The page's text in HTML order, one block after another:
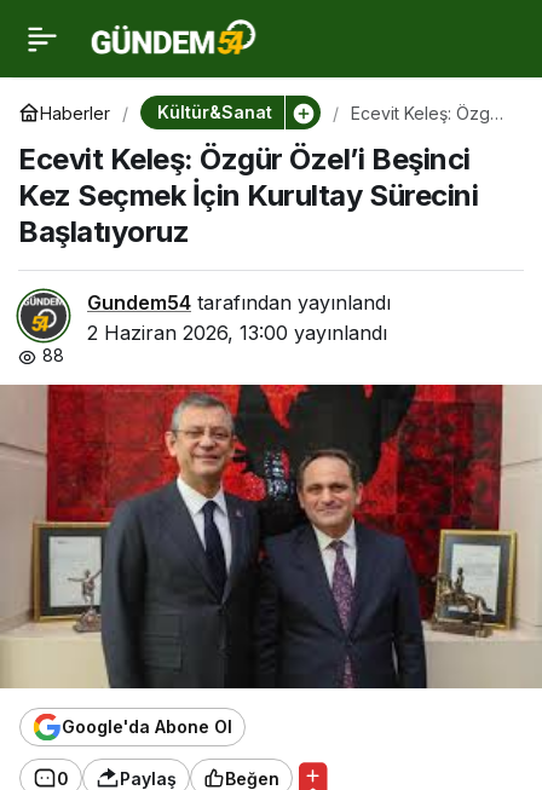
Haberler Kültür&Sanat
Ecevit Keleş: Özgür
Seçmek İçin
Kurultay Sürecini
Başlatıyoruz
Ecevit Keleş: Özgür Özel’i Beşinci
Kez Seçmek İçin Kurultay Sürecini
Başlatıyoruz
Gundem54 tarafından yayınlandı
2 Haziran 2026, 13:00 yayınlandı
88
Google'da Abone Ol
0 Paylaş Beğen
Ecevit Keleş: Özgür
Özel’i Beşinci Kez
Seçmek İçin Kurultay
Sürecini Başlatıyoruz